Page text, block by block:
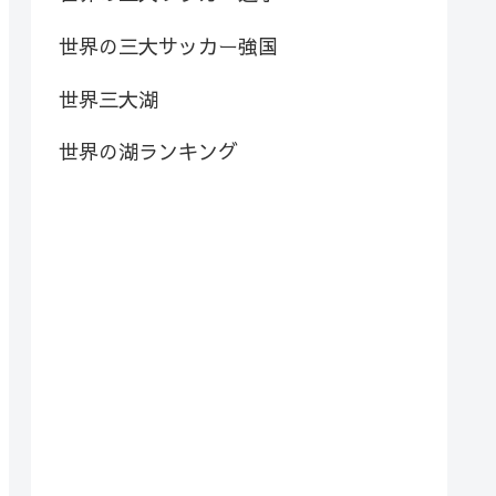
世界の三大サッカー強国
世界三大湖
世界の湖ランキング